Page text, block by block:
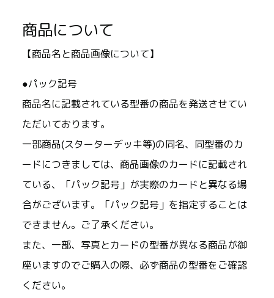
商品について
【商品名と商品画像について】
●パック記号
商品名に記載されている型番の商品を発送させてい
ただいております。
一部商品(スターターデッキ等)の同名、同型番のカ
ードにつきましては、商品画像のカードに記載され
ている、「パック記号」が実際のカードと異なる場
合がございます。「パック記号」を指定することは
できません。ご了承ください。
また、一部、写真とカードの型番が異なる商品が御
座いますのでご購入の際、必ず商品の型番をご確認
ください。